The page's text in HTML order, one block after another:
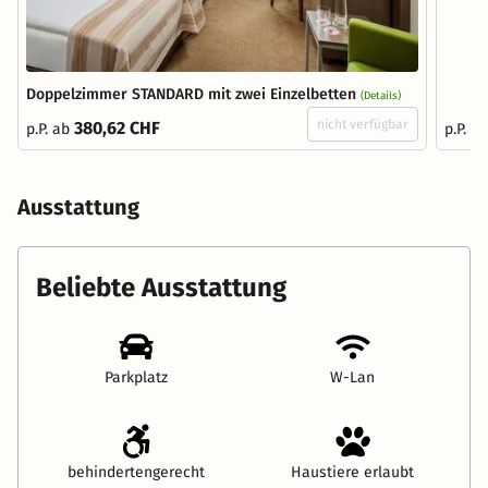
Doppelzimmer STANDARD mit zwei Einzelbetten (Details)
p.P. ab 380,62 CHF nicht verfügbar p.P.
Ausstattung
Beliebte Ausstattung
Parkplatz W-Lan
behindertengerecht Haustiere erlaubt